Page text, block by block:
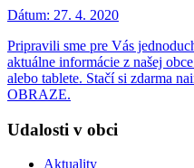
Dátum: 27. 4. 2020
Pripravili sme pre Vás
aktuálne informácie z našej
alebo tablete. Stačí si zdarma
OBRAZE.
Udalosti v obci
Aktuality